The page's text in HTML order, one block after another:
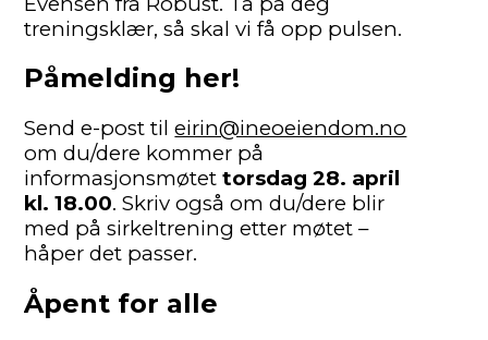
treningsklær, så skal vi få opp pulsen.
Påmelding her!
Send e-post tileirin@ineoeiendom.no
om du/dere kommer på
informasjonsmøtettorsdag 28. april
kl. 18.00. Skriv også om du/dere blir
med på sirkeltrening etter møtet –
håper det passer.
Åpent for alle